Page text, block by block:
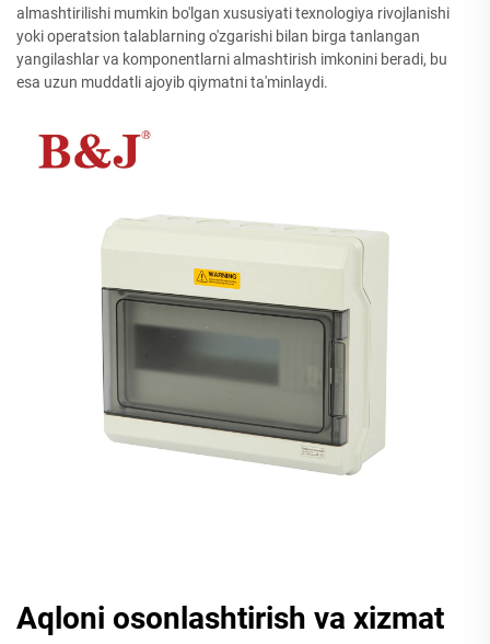
almashtirilishi mumkin bo'lgan xususiyati texnologiya rivojlanishi
yoki operatsion talablarning o'zgarishi bilan birga tanlangan
yangilashlar va komponentlarni almashtirish imkonini beradi, bu
esa uzun muddatli ajoyib qiymatni ta'minlaydi.
Aqloni osonlashtirish va xizmat